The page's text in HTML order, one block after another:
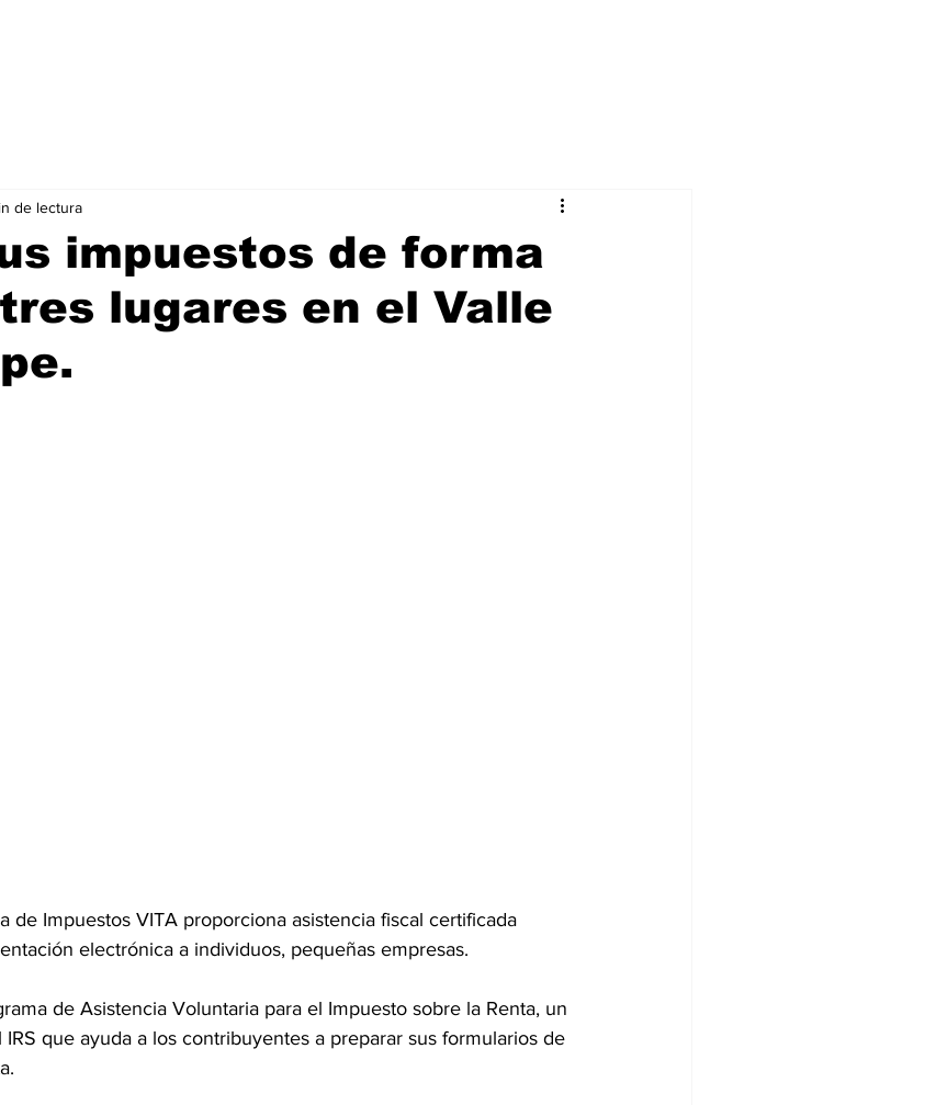
impuestos de forma
lugares en el Valle
de lectura
de Impuestos VITA proporciona asistencia fiscal certificada
electrónica a individuos, pequeñas empresas.
de Asistencia Voluntaria para el Impuesto sobre la Renta, un
que ayuda a los contribuyentes a preparar sus formularios de